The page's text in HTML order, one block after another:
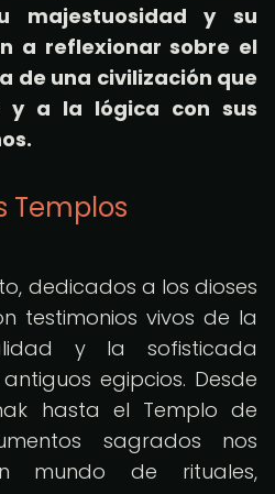
majestuosidad y su
a reflexionar sobre el
de una civilización que
y a la lógica con sus
Templos
dedicados a los dioses
testimonios vivos de la
y la sofisticada
egipcios. Desde
hasta el Templo de
sagrados nos
mundo de rituales,